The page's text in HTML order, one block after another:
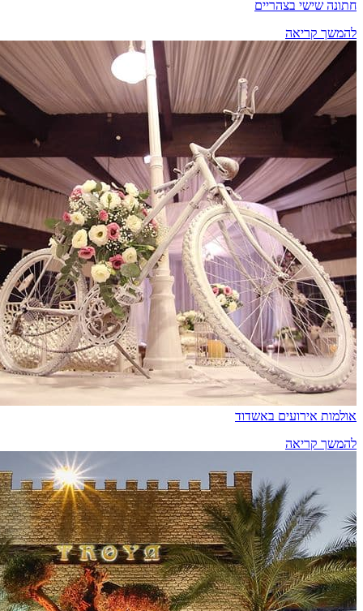
חתונה שישי בצהריים
להמשך קריאה
אולמות אירועים באשדוד
להמשך קריאה